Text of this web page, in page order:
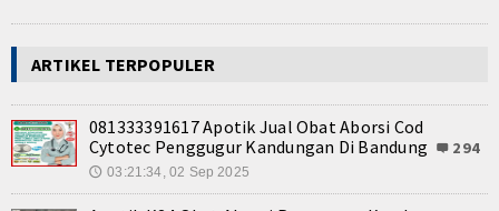
Album Foto
E-Learning
Agenda
Data Alumni
ARTIKEL TERPOPULER
081333391617 Apotik Jual Obat Aborsi Cod
Cytotec Penggugur Kandungan Di Bandung
294
🕔 03:21:34, 02 Sep 2025